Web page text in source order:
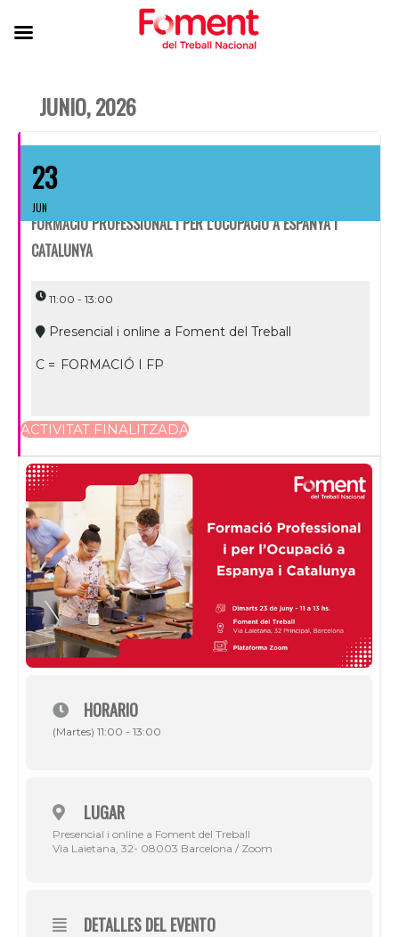
JUNIO, 2026
23
JUN
FORMACIÓ PROFESSIONAL I PER L’OCUPACIÓ A ESPANYA I
CATALUNYA
11:00 - 13:00
Presencial i online a Foment del Treball
C = FORMACIÓ I FP
ACTIVITAT FINALITZADA
HORARIO
(Martes) 11:00 - 13:00
LUGAR
Presencial i online a Foment del Treball
Via Laietana, 32- 08003 Barcelona / Zoom
DETALLES DEL EVENTO